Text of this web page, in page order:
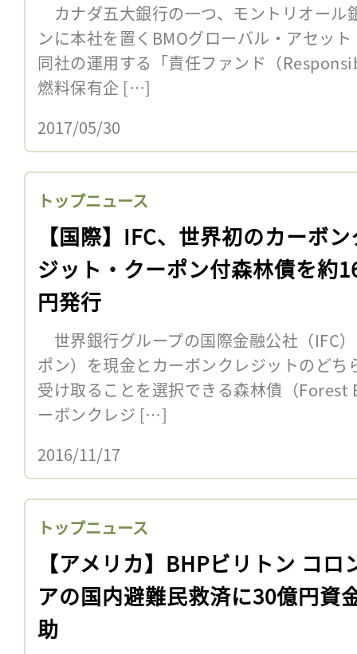
カナダ五大銀行の一つ、モントリオール
ンに本社を置くBMOグローバル・アセッ
同社の運用する「責任ファンド（
燃料保有企 […]
2017/05/30
トップニュース
【国際】IFC、世界初のカーボ
ジット・クーポン付森林債を約
円発行
世界銀行グループの国際金融公社（IFC
ポン）を現金とカーボンクレジットのど
受け取ることを選択できる森林債（Forest
ーボンクレジ […]
2016/11/17
トップニュース
【アメリカ】BHPビリトン コロ
アの国内避難民救済に30億円資
助